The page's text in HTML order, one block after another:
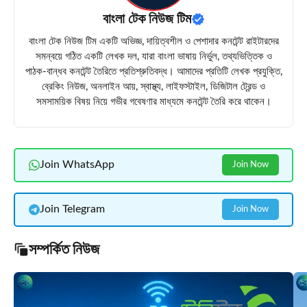
বাংলা টেক নিউজ টিম
বাংলা টেক নিউজ টিম একটি অভিজ্ঞ, দায়িত্বশীল ও পেশাদার কনটেন্ট রাইটারদের
সমন্বয়ে গঠিত একটি লেখক দল, যারা বাংলা ভাষায় নির্ভুল, তথ্যভিত্তিক ও
পাঠক-বান্ধব কনটেন্ট তৈরিতে প্রতিশ্রুতিবদ্ধ। আমাদের প্রতিটি লেখক প্রযুক্তি,
ব্রেকিং নিউজ, অনলাইন আয়, স্বাস্থ্য, লাইফস্টাইল, ডিজিটাল ট্রেন্ড ও
সমসাময়িক বিষয় নিয়ে গভীর গবেষণার মাধ্যমে কনটেন্ট তৈরি করে থাকেন।
Join WhatsApp Join Now
Join Telegram Join Now
সম্পর্কিত নিউজ